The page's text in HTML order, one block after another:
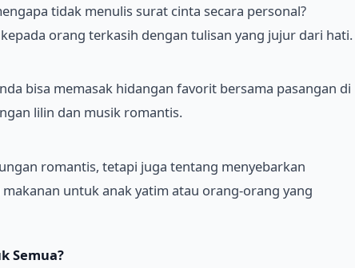
tidak menulis surat cinta secara personal?
orang terkasih dengan tulisan yang jujur dari hati.
bisa memasak hidangan favorit bersama pasangan di
lilin dan musik romantis.
romantis, tetapi juga tentang menyebarkan
untuk anak yatim atau orang-orang yang
Semua?